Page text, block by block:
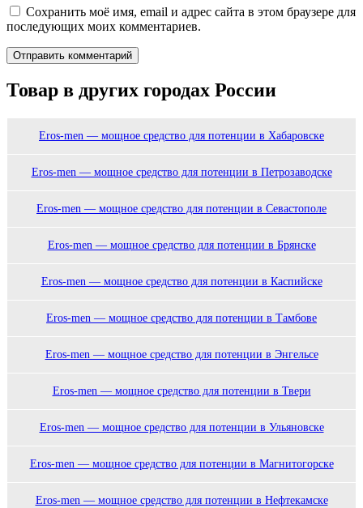
Сохранить моё имя, email и адрес сайта в этом браузере для
последующих моих комментариев.
Товар в других городах России
Eros-men — мощное средство для потенции в Хабаровске
Eros-men — мощное средство для потенции в Петрозаводске
Eros-men — мощное средство для потенции в Севастополе
Eros-men — мощное средство для потенции в Брянске
Eros-men — мощное средство для потенции в Каспийске
Eros-men — мощное средство для потенции в Тамбове
Eros-men — мощное средство для потенции в Энгельсе
Eros-men — мощное средство для потенции в Твери
Eros-men — мощное средство для потенции в Ульяновске
Eros-men — мощное средство для потенции в Магнитогорске
Eros-men — мощное средство для потенции в Нефтекамске